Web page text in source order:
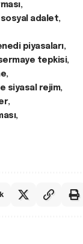
adalet
piyasaları
tepkisi
siyasal rejim